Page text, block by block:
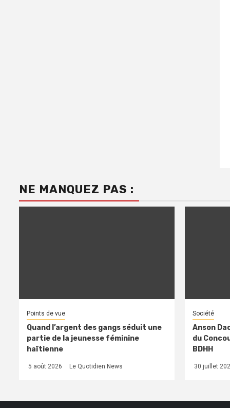
NE MANQUEZ PAS :
Points de vue
Quand l’argent des gangs séduit une
partie de la jeunesse féminine
haïtienne
5 août 2026 Le Quotidien News
Société
Anson
du
BDHH
30 juillet